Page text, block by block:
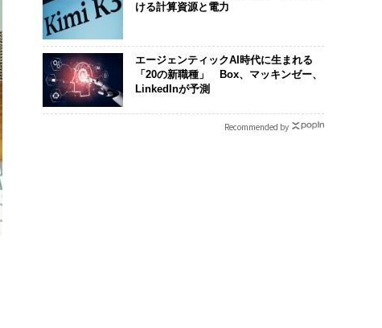
ける計算資源と電力
エージェンティックAI時代に生まれる
「20の新職種」 Box、マッキンゼー、
LinkedInが予測
Recommended by